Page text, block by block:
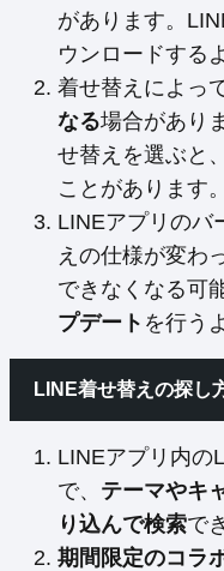
があります。
ウンロードする
着せ替えによっ
なる場合があり
せ替えを選ぶと
ことがあります。
LINEアプリのバ
えの仕様が変わ
できなくなる可
プデート を行う
LINE着せ替えの探し
LINEアプリ内の
で、 テーマやキ
り込んで検索で
期間限定のコラ